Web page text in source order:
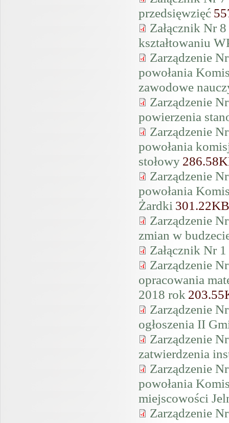
przedsięwzięć
Załącznik Nr
kształtowaniu
Zarządzenie
powołania
zawodowe
Zarządzenie
powierzenia
Zarządzenie
powołania
stołowy
Zarządzenie
powołania
Żardki 301.22KB
Zarządzenie
zmian w
Załącznik Nr
Zarządzenie
opracowania
2018 rok
Zarządzenie
ogłoszenia II
Zarządzenie
zatwierdzenia
Zarządzenie
powołania
miejscowości
Zarządzenie